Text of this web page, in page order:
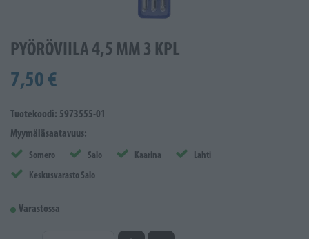
PYÖRÖVIILA 4,5 MM 3 KPL
7,50 €
Tuotekoodi: 5973555-01
Myymäläsaatavuus:
Somero Salo Kaarina
Lahti
Keskusvarasto Salo
Varastossa